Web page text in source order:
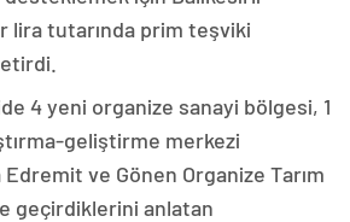
lira tutarında prim teşviki
4 yeni organize sanayi bölgesi, 1
geliştirme merkezi
Edremit ve Gönen Organize Tarım
geçirdiklerini anlatan